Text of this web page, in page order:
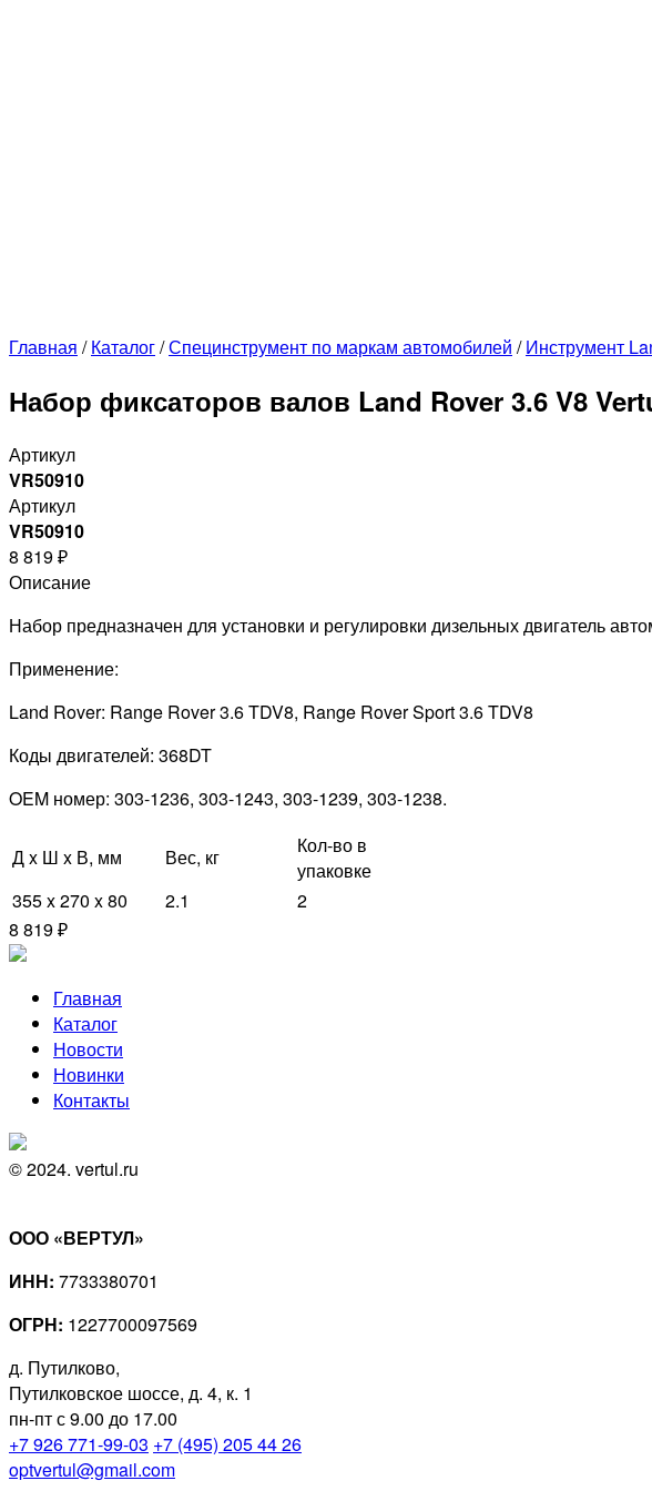
Главная / Каталог/Специнструмент по маркам автомобилей / Инструмент
Набор фиксаторов валов Land Rover 3.6 V8
Артикул
VR50910
Артикул
VR50910
8 819 ₽
Описание
Набор предназначен для установки и регулировки дизельных двигатель
Применение:
Land Rover: Range Rover 3.6 TDV8, Range Rover Sport 3.6 TDV8
Коды двигателей: 368DT
OEM номер: 303-1236, 303-1243, 303-1239, 303-1238.
Д x Ш x В, мм Вес, кг
Кол-во в
упаковке
355 x 270 x 80
2.1
2
8 819 ₽
Главная
Каталог
Новости
Новинки
Контакты
© 2024. vertul.ru
ООО «ВЕРТУЛ»
ИНН: 7733380701
ОГРН: 1227700097569
д. Путилково,
Путилковское шоссе, д. 4, к. 1
пн-пт с 9.00 до 17.00
+7 926 771-99-03 +7 (495) 205 44 26
optvertul@gmail.com